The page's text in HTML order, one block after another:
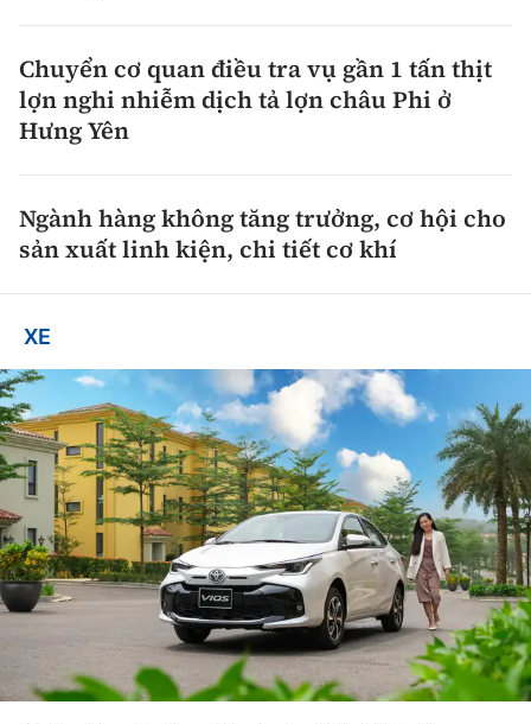
Chuyển cơ quan điều tra vụ gần 1 tấn thịt
lợn nghi nhiễm dịch tả lợn châu Phi ở
Hưng Yên
Ngành hàng không tăng trưởng, cơ hội cho
sản xuất linh kiện, chi tiết cơ khí
XE